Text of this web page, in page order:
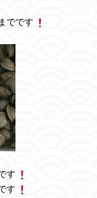
でです
す
す